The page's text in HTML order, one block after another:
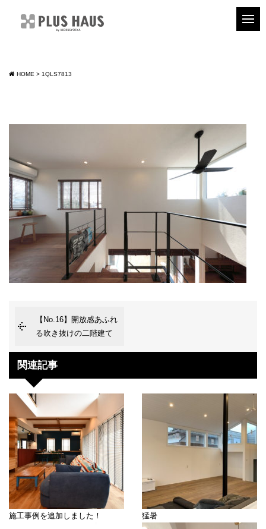
HOME > 1QLS7813
【No.16】開放感あふれ
る吹き抜けの二階建て
関連記事
施工事例を追加しました！ 猛暑